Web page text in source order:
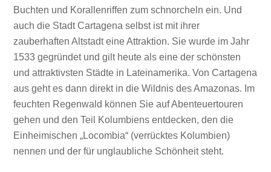
Buchten und Korallenriffen zum schnorcheln ein. Und
auch die Stadt Cartagena selbst ist mit ihrer
zauberhaften Altstadt eine Attraktion. Sie wurde im Jahr
1533 gegründet und gilt heute als eine der schönsten
und attraktivsten Städte in Lateinamerika. Von Cartagena
aus geht es dann direkt in die Wildnis des Amazonas. Im
feuchten Regenwald können Sie auf Abenteuertouren
gehen und den Teil Kolumbiens entdecken, den die
Einheimischen „Locombia“ (verrücktes Kolumbien)
nennen und der für unglaubliche Schönheit steht.